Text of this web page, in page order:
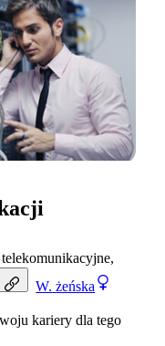
W. żeńska
kariery dla tego